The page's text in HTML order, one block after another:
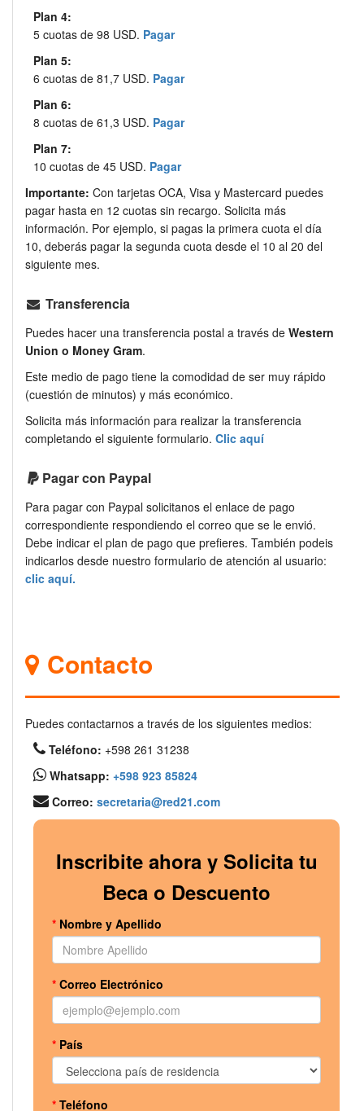
Plan 4:
5 cuotas de 98 USD. Pagar
Plan 5:
6 cuotas de 81,7 USD. Pagar
Plan 6:
8 cuotas de 61,3 USD. Pagar
Plan 7:
10 cuotas de 45 USD. Pagar
Importante: Con tarjetas OCA, Visa y Mastercard puedes
pagar hasta en 12 cuotas sin recargo. Solicita más
información. Por ejemplo, si pagas la primera cuota el día
10, deberás pagar la segunda cuota desde el 10 al 20 del
siguiente mes.
Transferencia
Puedes hacer una transferencia postal a través de Western
Union o Money Gram.
Este medio de pago tiene la comodidad de ser muy rápido
(cuestión de minutos) y más económico.
Solicita más información para realizar la transferencia
completando el siguiente formulario. Clic aquí
Pagar con Paypal
Para pagar con Paypal solicitanos el enlace de pago
correspondiente respondiendo el correo que se le envió.
Debe indicar el plan de pago que prefieres. También podeis
indicarlos desde nuestro formulario de atención al usuario:
clic aquí.
Contacto
Puedes contactarnos a través de los siguientes medios:
Teléfono: +598 261 31238
Whatsapp: +598 923 85824
Correo: secretaria@red21.com
Inscribite ahora y Solicita tu
Beca o Descuento
*Nombre y Apellido
*Correo Electrónico
*País
*Teléfono